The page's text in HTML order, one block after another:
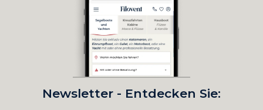
Newsletter - Entdecken Sie: